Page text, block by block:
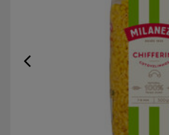
Previous